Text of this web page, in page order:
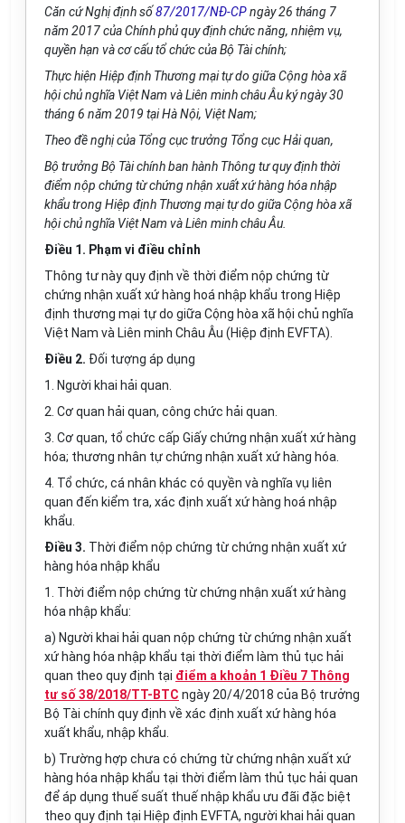
Căn cứ Nghị định số87/2017/NĐ-CPngày 26 tháng 7
năm 2017 của Chính phủ quy định chức năng, nhiệm vụ,
quyền hạn và cơcấutổ chức của Bộ Tài chính;
Thực hiện Hiệp định Thương mại tự do giữa Cộng hòa xã
hội chủ nghĩa Việt Nam và Liên minh châu Âu ký ngày 30
tháng 6 năm 2019 tại Hà Nội, Việt Nam;
Theo đề nghị của Tổng cục trưởng Tổng cục Hải quan,
Bộ trưởng Bộ Tài chính ban hành Thông tư quy định thời
điểm nộp chứng từ chứng nhận xuất xứ hàng hóa nhập
khẩu trong Hiệp định Thương mại tự do giữa Cộng hòa xã
hội chủ nghĩa Việt Nam và Liên minh châu Âu.
Điều 1. Phạm vi điều chỉnh
Thông tư này quy định về thời điểm nộp chứng từ
chứng nhận xuất xứ hàng hoá nhập khẩu trong Hiệp
định thương mại tự do giữa Cộng hòa xã hội chủ nghĩa
Việt Nam và Liên minh Châu Âu (Hiệp định EVFTA).
Điều 2. Đối tượng áp dụng
1.
Người khai hải quan.
2. Cơ quan hải quan, công chức hải quan.
3. Cơ quan, tổ chức cấp Giấy chứng nhận xuất xứ hàng
hóa; thương nhân tự chứng nhận xuất xứ hàng hóa.
4. Tổ chức, cá nhân khác có quyền và nghĩa vụ liên
quan đến kiểm tra, xác định xuất xứ hàng hoá nhập
khẩu.
Điều 3. Thời điểm nộp chứng từ chứng nhận xuất xứ
hàng hóa nhập khẩu
1. Thời điểm nộp chứng từ chứng nhận xuất xứ hàng
hóa nhập khẩu:
a) Người khai hải quan nộp chứng từ chứng nhận xuất
xứ hàng hóa nhập khẩu tại thời điểm làm thủ tục hải
quan theo quy định tại điểm a khoản 1 Điều 7 Thông
tư số 38/2018/TT-BTC ngày 20/4/2018 của Bộ trưởng
Bộ Tài chính quy định về xác định xuất xứ hàng hóa
xuất khẩu, nhập khẩu.
b) Trường hợp chưa có chứng từ chứng nhận xuất xứ
hàng hóa nhập khẩu tại thời điểm làm thủ tục hải quan
để áp dụng thuế suất thuế nhập khẩu ưu đãi đặc biệt
theo quy định tại Hiệp định EVFTA, người khai hải quan